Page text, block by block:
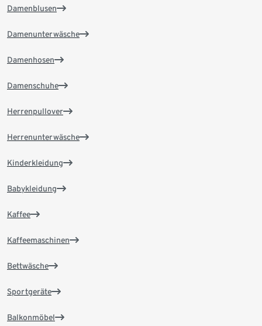
Damenblusen
Damenunterwäsche
Damenhosen
Damenschuhe
Herrenpullover
Herrenunterwäsche
Kinderkleidung
Babykleidung
Kaffee
Kaffeemaschinen
Bettwäsche
Sportgeräte
Balkonmöbel